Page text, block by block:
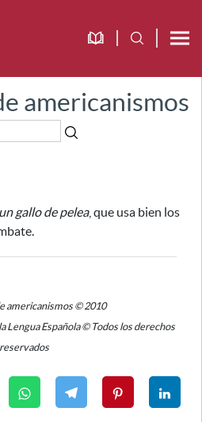
americanismos
gallo de pelea, que usa bien los
americanismos © 2010
Lengua Española © Todos los derechos
reservados